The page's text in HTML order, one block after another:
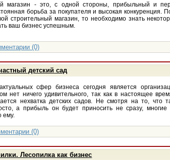
магазин - это, с одной стороны, прибыльный и
борьба за покупателя и высокая конкуренция.
строительный магазин, то необходимо знать
ваш бизнес успешным.
(0)
детский сад
сфер бизнеса сегодня является
нет ничего удивительного, так как в настоящее
нехватка детских садов. Не смотря на то, что
а прибыль он будет приносить не сразу,
ему.
(0)
Лесопилка как бизнес